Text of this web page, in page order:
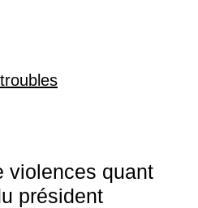
troubles
violences quant
président